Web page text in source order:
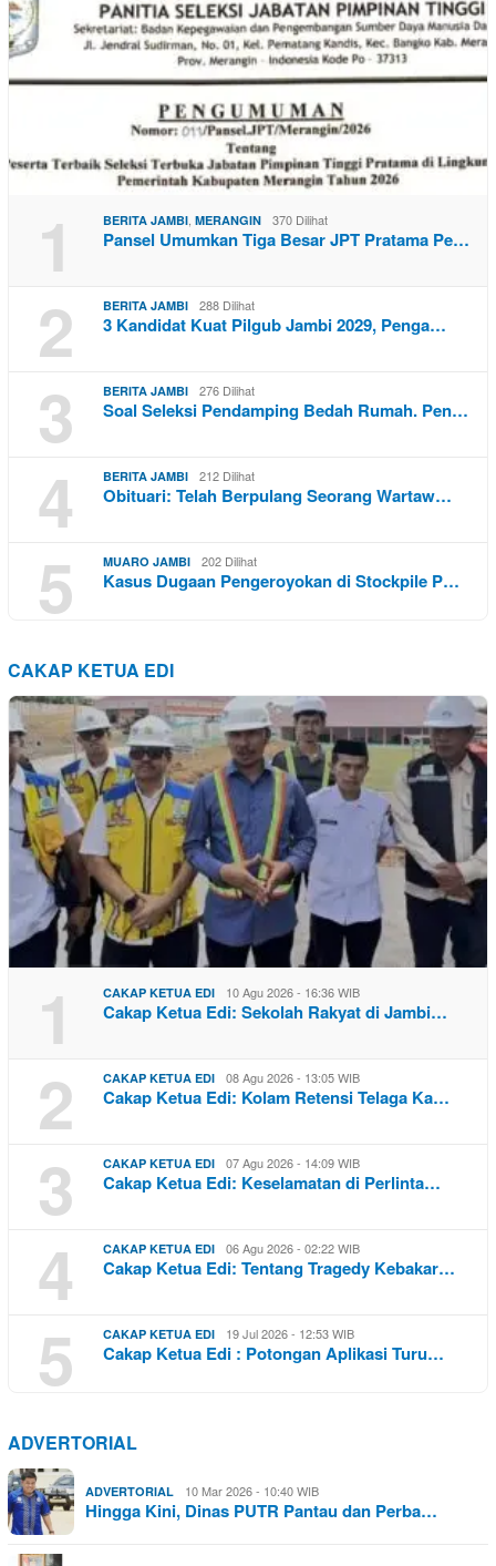
1 BERITA JAMBI MERANGIN 370 Dilihat
Pansel Umumkan Tiga Besar JPT Pratama Pe…
2 BERITA JAMBI 288 Dilihat
3 Kandidat Kuat Pilgub Jambi 2029, Penga…
3 BERITA JAMBI 276 Dilihat
Soal Seleksi Pendamping Bedah Rumah. Pen…
4 BERITA JAMBI 212 Dilihat
Obituari: Telah Berpulang Seorang Wartaw…
5 MUARO JAMBI 202 Dilihat
Kasus Dugaan Pengeroyokan di Stockpile P…
CAKAP KETUA EDI
1 CAKAP KETUA EDI 10 Agu 2026 - 16:36 WIB
Cakap Ketua Edi: Sekolah Rakyat di Jambi…
2 CAKAP KETUA EDI 08 Agu 2026 - 13:05 WIB
Cakap Ketua Edi: Kolam Retensi Telaga Ka…
3 CAKAP KETUA EDI 07 Agu 2026 - 14:09 WIB
Cakap Ketua Edi: Keselamatan di Perlinta…
4 CAKAP KETUA EDI 06 Agu 2026 - 02:22 WIB
Cakap Ketua Edi: Tentang Tragedy Kebakar…
5 CAKAP KETUA EDI 19 Jul 2026 - 12:53 WIB
Cakap Ketua Edi : Potongan Aplikasi Turu…
ADVERTORIAL
ADVERTORIAL 10 Mar 2026 - 10:40 WIB
Hingga Kini, Dinas PUTR Pantau dan Perba…